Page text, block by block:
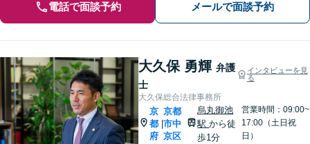
電話で面談予約 メールで面談予約
大久保 勇輝 弁護
士
インタビューを見
る
大久保総合法律事務所
京
都
府
京都
市中
京区
烏丸御池
駅から徒
歩1分
営業時間：09:00~
17:00（土日祝
日）